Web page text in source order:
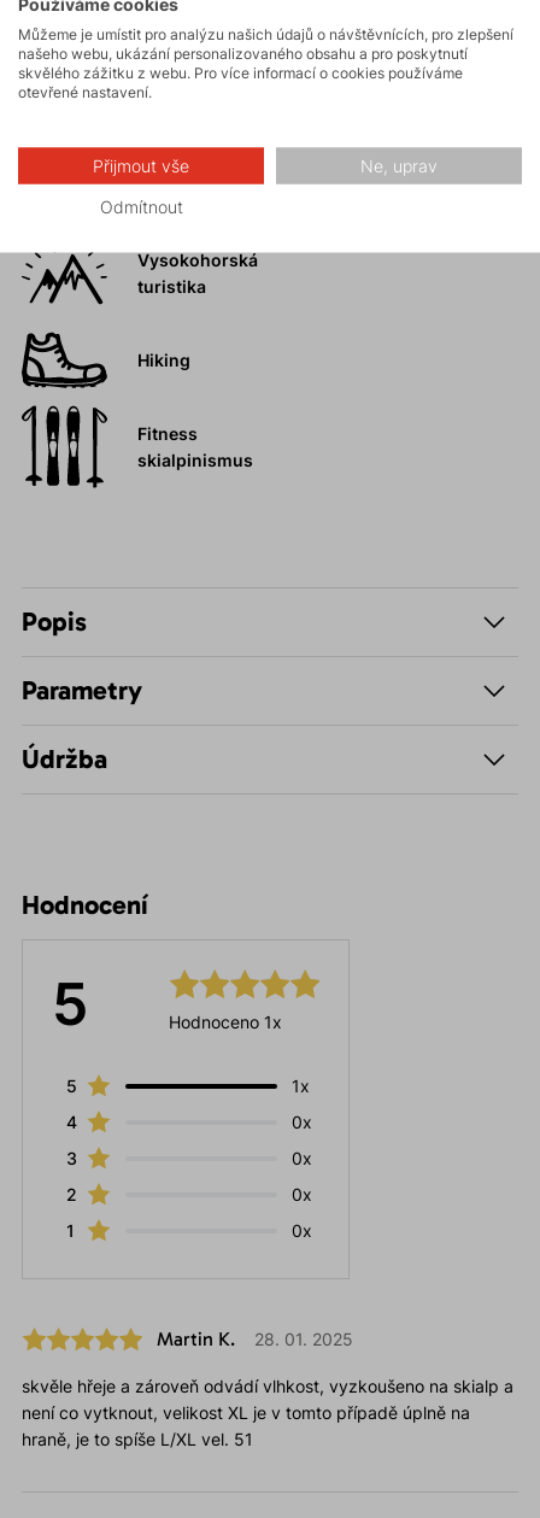
Skialpinismus
Turistika
Skalní lezení a
ferraty
Vysokohorská
turistika
Hiking
Fitness
skialpinismus
Popis
Parametry
Údržba
Hodnocení
5 Hodnoceno 1x
5
1x
4
0x
3
0x
2
0x
1
0x
Martin K. 28. 01. 2025
skvěle hřeje a zároveň odvádí vlhkost, vyzkoušeno na skialp a
není co vytknout, velikost XL je v tomto případě úplně na
hraně, je to spíše L/XL vel. 51
Používáme cookies
Můžeme je umístit pro analýzu našich údajů o návštěvnících, pro zlepšení
našeho webu, ukázání personalizovaného obsahu a pro poskytnutí
skvělého zážitku z webu. Pro více informací o cookies používáme
otevřené nastavení.
Přijmout vše Ne, uprav
Odmítnout